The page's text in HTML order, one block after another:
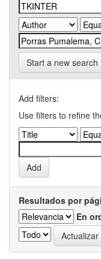
Start a new search
Add filters:
Use filters to refine
Resultados por
En